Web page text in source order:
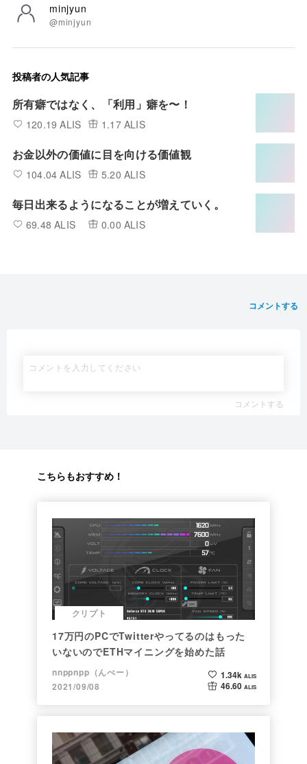
minjyun
@minjyun
投稿者の人気記事
所有癖ではなく、「利用」癖を〜！
120.19 ALIS 1.17 ALIS
お金以外の価値に目を向ける価値観
104.04 ALIS 5.20 ALIS
毎日出来るようになることが増えていく。
69.48 ALIS 0.00 ALIS
コメントする
コメントする
こちらもおすすめ！
クリプト
17万円のPCでTwitterやってるのはもった
いないのでETHマイニングを始めた話
nnppnpp（んぺー）
2021/09/08
1.34k ALIS
46.60 ALIS